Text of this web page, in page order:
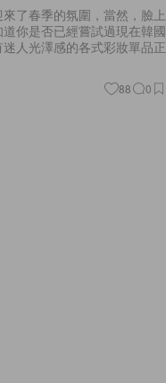
了春季的氛圍，當然，臉上
你是否已經嘗試過現在韓國
人光澤感的各式彩妝單品正
88 0